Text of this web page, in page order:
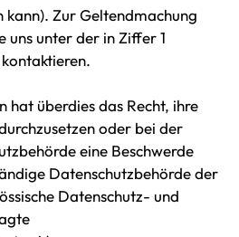
Zur Geltendmachung
uns unter der in Ziffer 1
hat überdies das Recht, ihre
oder bei der
eine Beschwerde
Datenschutzbehörde der
Datenschutz- und